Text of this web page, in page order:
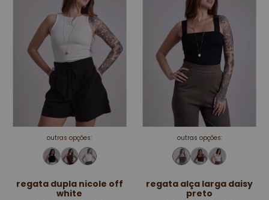
outras opções:
regata dupla nicole off
white
outras opções:
regata alça larga daisy
preto